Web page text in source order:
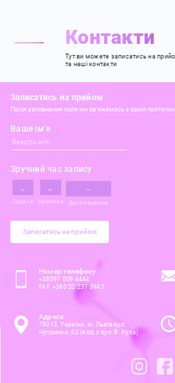
Контакти
Тут ви можете записатись на
та наші контакти
Записатись на прийом
Після заповнення поля ми зв’яжемось з вами протягом
Ваше ім’я
Зручний час запису
Година Хвилини Дата прийому
Записатись на прийом
Номер телефону
+38097 009 4444
FAX +380 32 237 3943
Адреса
79013, Україна, м. Львів вул.
Чупринки, 62(вхід з вул. В. Кука)